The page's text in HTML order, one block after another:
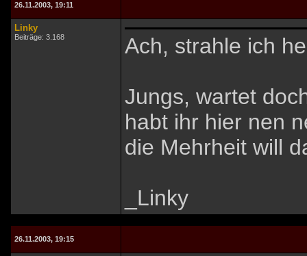
26.11.2003, 19:11
Linky
Beiträge: 3.168 Ach, strahle ich
Jungs, wartet
habt ihr hier nen
die Mehrheit will
_Linky
26.11.2003, 19:15